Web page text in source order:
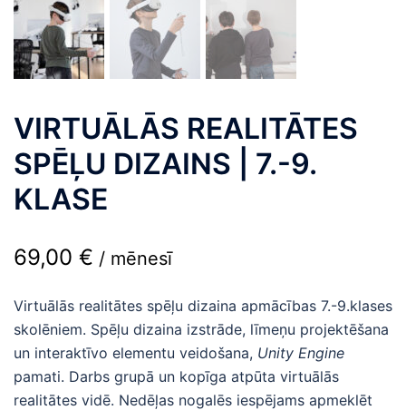
VIRTUĀLĀS REALITĀTES
SPĒĻU DIZAINS | 7.-9.
KLASE
69,00 € / mēnesī
Virtuālās realitātes spēļu dizaina apmācības 7.-9.klases
skolēniem. Spēļu dizaina izstrāde, līmeņu projektēšana
un interaktīvo elementu veidošana, Unity Engine
pamati. Darbs grupā un kopīga atpūta virtuālās
realitātes vidē. Nedēļas nogalēs iespējams apmeklēt